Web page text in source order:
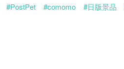
#PostPet #comomo #日版景品